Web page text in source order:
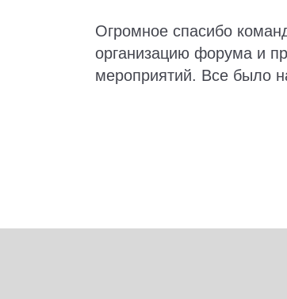
Огромное спасибо
организацию форума и
мероприятий. Все было